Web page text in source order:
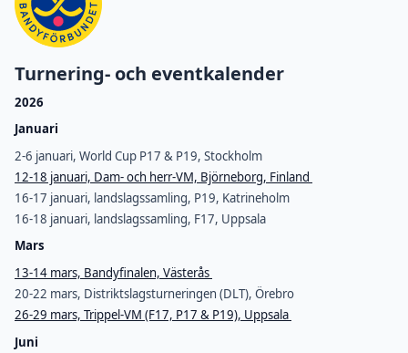
Turnering- och eventkalender
2026
Januari
2-6 januari, World Cup P17 & P19, Stockholm
12-18 januari, Dam- och herr-VM, Björneborg, Finland
16-17 januari, landslagssamling, P19, Katrineholm
16-18 januari, landslagssamling, F17, Uppsala
Mars
13-14 mars, Bandyfinalen, Västerås
20-22 mars, Distriktslagsturneringen (DLT), Örebro
26-29 mars, Trippel-VM (F17, P17 & P19), Uppsala
Juni